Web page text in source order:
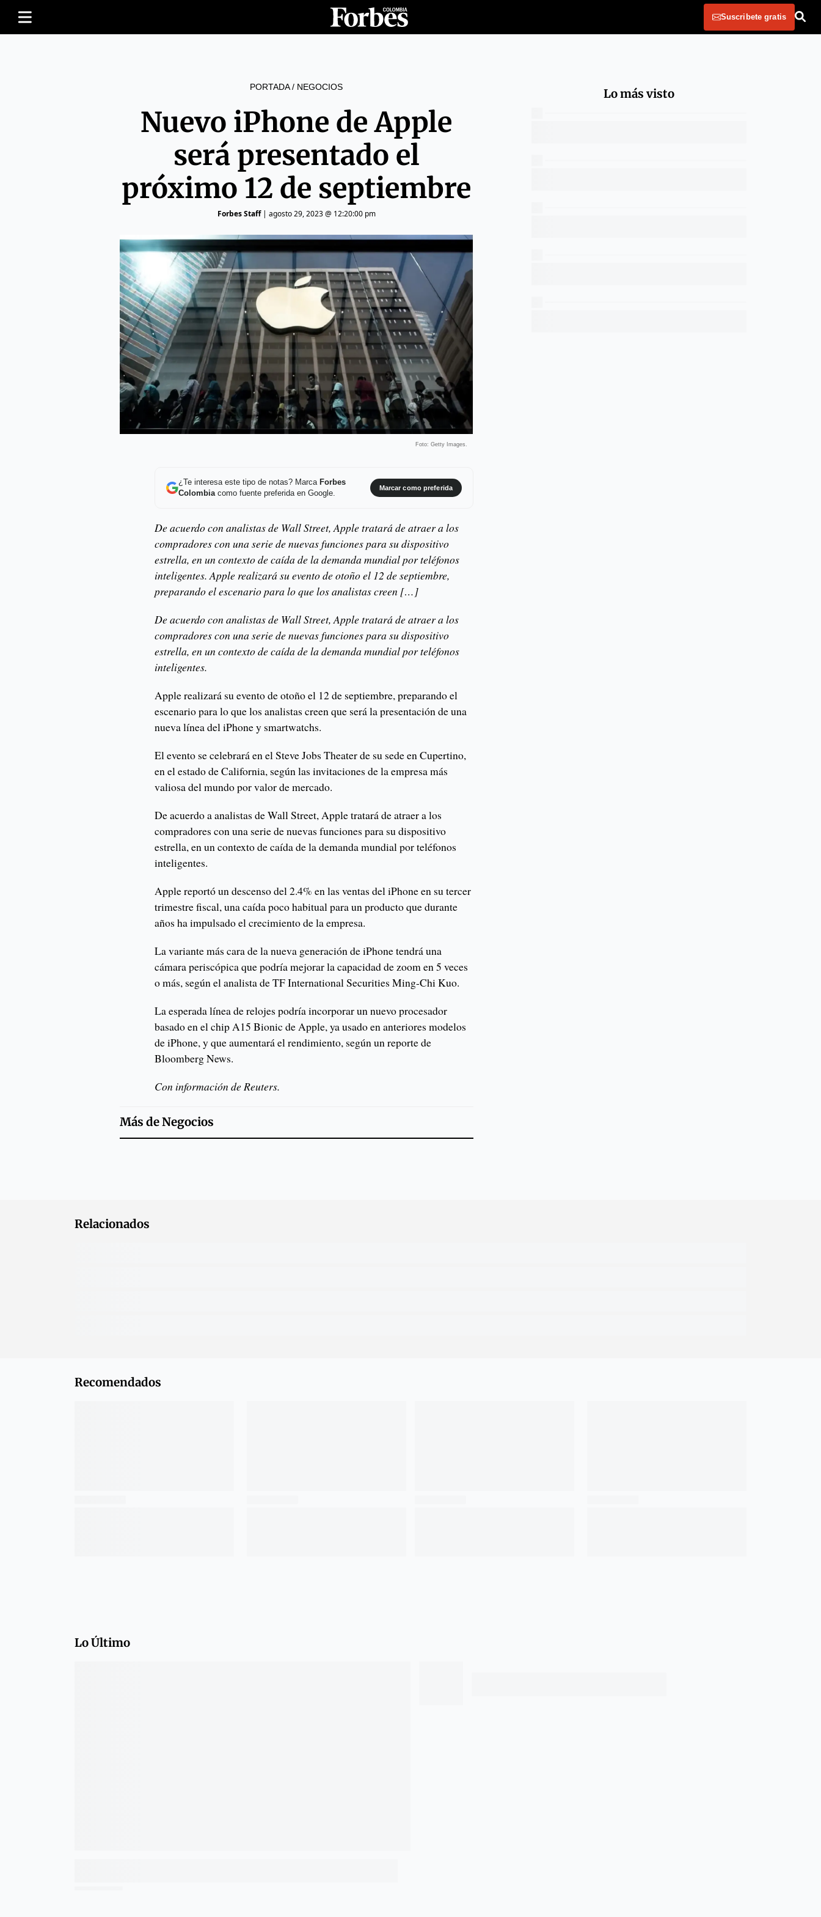
Suscribete gratis
PORTADA/ NEGOCIOS
Nuevo iPhone de Apple
será presentado el
próximo 12 de septiembre
Forbes Staff| agosto 29, 2023 @ 12:20:00 pm
Foto: Getty Images.
¿Te interesa este tipo de notas? Marca Forbes
Colombiacomo fuente preferida en Google.
Marcar como preferida
De acuerdo con analistas de Wall Street, Apple tratará de atraer a los
compradores con una serie de nuevas funciones para su dispositivo
estrella, en un contexto de caída de la demanda mundial por teléfonos
inteligentes. Apple realizará su evento de otoño el 12 de septiembre,
preparando el escenario para lo que los analistas creen […]
De acuerdo con analistas de Wall Street, Apple tratará de atraer a los
compradores con una serie de nuevas funciones para su dispositivo
estrella, en un contexto de caída de la demanda mundial por teléfonos
inteligentes.
Apple realizará su evento de otoño el 12 de septiembre, preparando el
escenario para lo que los analistas creen que será la presentación de una
nueva línea del iPhone y smartwatchs.
El evento se celebrará en el Steve Jobs Theater de su sede en Cupertino,
en el estado de California, según las invitaciones de la empresa más
valiosa del mundo por valor de mercado.
De acuerdo a analistas de Wall Street, Apple tratará de atraer a los
compradores con una serie de nuevas funciones para su dispositivo
estrella, en un contexto de caída de la demanda mundial por teléfonos
inteligentes.
Apple reportó un descenso del 2.4% en las ventas del iPhone en su tercer
trimestre fiscal, una caída poco habitual para un producto que durante
años ha impulsado el crecimiento de la empresa.
La variante más cara de la nueva generación de iPhone tendrá una
cámara periscópica que podría mejorar la capacidad de zoom en 5 veces
o más, según el analista de TF International Securities Ming-Chi Kuo.
La esperada línea de relojes podría incorporar un nuevo procesador
basado en el chip A15 Bionic de Apple, ya usado en anteriores modelos
de iPhone, y que aumentará el rendimiento, según un reporte de
Bloomberg News.
Con información de Reuters.
Más deNegocios
Lo más visto
Relacionados
Recomendados
Lo Último